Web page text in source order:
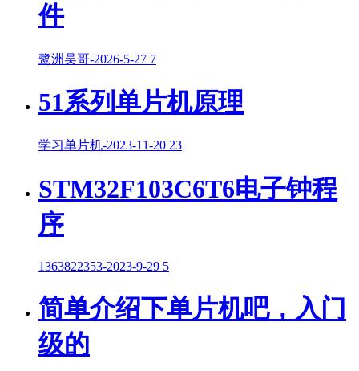
件
鹭洲吴哥-2026-5-27 7
51系列单片机原理
学习单片机-2023-11-20 23
STM32F103C6T6电子钟程
序
1363822353-2023-9-29 5
简单介绍下单片机吧，入门
级的